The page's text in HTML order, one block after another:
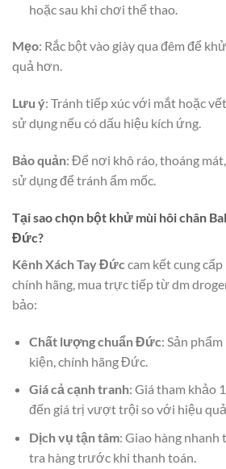
hoặc sau khi chơi thể thao.
Mẹo: Rắc bột vào giày qua đêm để
quả hơn.
Lưu ý: Tránh tiếp xúc với mắt hoặc
sử dụng nếu có dấu hiệu kích ứng.
Bảo quản: Để nơi khô ráo, thoáng
sử dụng để tránh ẩm mốc.
Tại sao chọn bột khử mùi hôi chân
Đức?
Kênh Xách Tay Đức cam kết cung cấp
chính hãng, mua trực tiếp từ dm
bảo:
Chất lượng chuẩn Đức: Sản
kiện, chính hãng Đức.
Giá cả cạnh tranh: Giá tham khảo
đến giá trị vượt trội so với hiệu
Dịch vụ tận tâm: Giao hàng nhanh
tra hàng trước khi thanh toán.